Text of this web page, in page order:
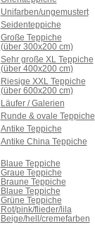
Unifarben/ungemustert
Seidenteppiche
Große Teppiche
(über 300x200 cm)
Sehr große XL Teppiche
(über 400x200 cm)
Riesige XXL Teppiche
(über 600x200 cm)
Läufer / Galerien
Runde & ovale Teppiche
Antike Teppiche
Antike China Teppiche
Blaue Teppiche
Graue Teppiche
Braune Teppiche
Blaue Teppiche
Grüne Teppiche
Rot/pink/flieder/lila
Beige/hell/cremefarben